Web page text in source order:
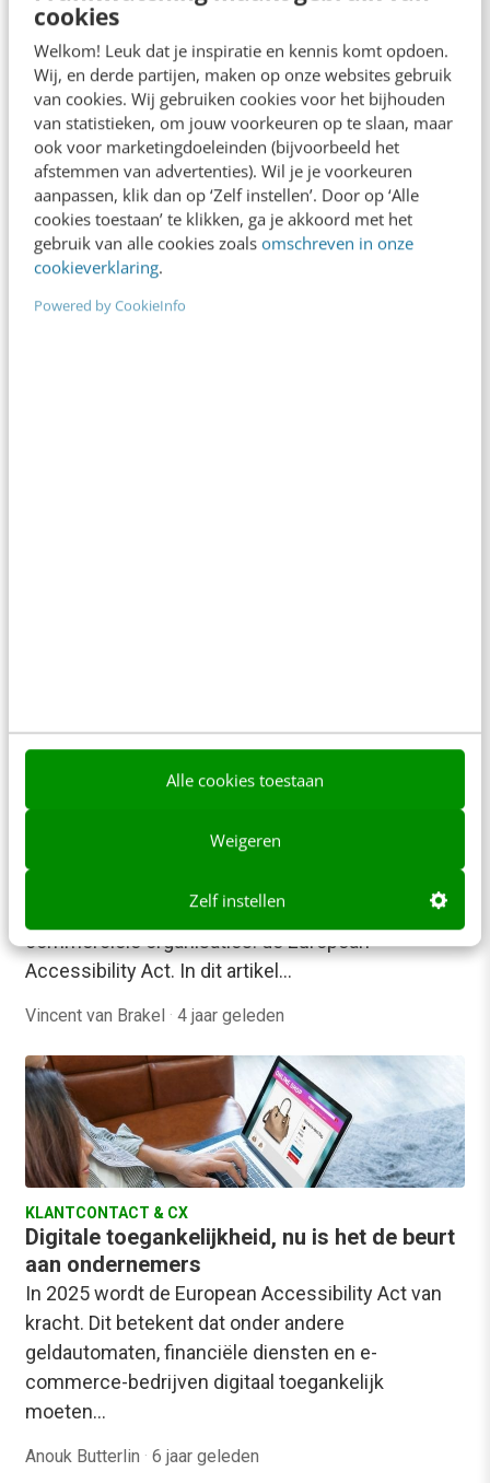
cookies
Welkom! Leuk dat je inspiratie en kennis komt opdoen.
Wij, en derde partijen, maken op onze websites gebruik
van cookies. Wij gebruiken cookies voor het bijhouden
van statistieken, om jouw voorkeuren op te slaan, maar
ook voor marketingdoeleinden (bijvoorbeeld het
afstemmen van advertenties). Wil je je voorkeuren
aanpassen, klik dan op ‘Zelf instellen’. Door op ‘Alle
cookies toestaan’ te klikken, ga je akkoord met het
gebruik van alle cookies zoals omschreven in onze
cookieverklaring.
Powered by CookieInfo
Alle cookies toestaan
Weigeren
Zelf instellen
De nieuwe SEO- & GEO-
spelregels
In 2,5 uur van Google-first naar AI-first: zo wordt je
content beter gevonden. Schrijf je in en bekijk
direct.
Meer weten
KLANTCONTACT & CX
de European Accessibility Act 2025
Vanaf juli 2025 geldt er Europese wetgeving
gericht op de digitale toegankelijkheid van
commerciële organisaties: de European
Accessibility Act. In dit artikel…
Vincent van Brakel · 4 jaar geleden
KLANTCONTACT & CX
Digitale toegankelijkheid, nu is het de beurt
aan ondernemers
In 2025 wordt de European Accessibility Act van
kracht. Dit betekent dat onder andere
geldautomaten, financiële diensten en e-
commerce-bedrijven digitaal toegankelijk
moeten…
Anouk Butterlin · 6 jaar geleden